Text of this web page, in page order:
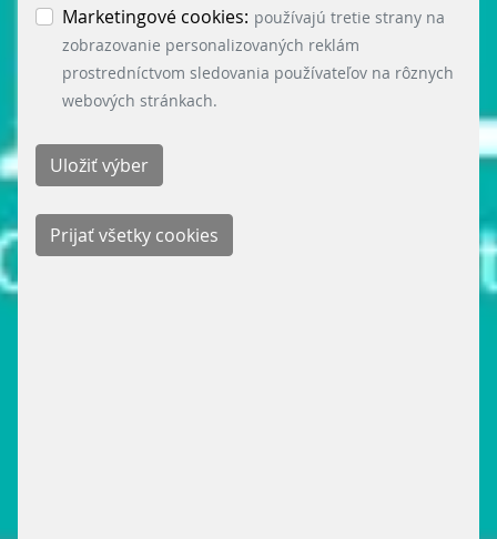
menu „Nastavenie cookies“ v ľavom dolnom rohu
stránky. Podrobné informácie o využívaní cookies
na našej stránke nájdeš tu:
Marketingové cookies: používajú tretie strany na
zobrazovanie personalizovaných reklám
prostredníctvom sledovania používateľov na rôznych
webových stránkach.